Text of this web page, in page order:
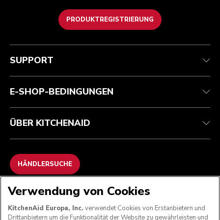
PRODUKTREGISTRIERUNG
Kundenservice
Garantie und Dokumente
Kontaktieren Sie uns.
Teilnahmebedingungen
Rückgaben und Erstattungen
Impressum
ODR
Die Marke
Händlersuche
SUPPORT
E-SHOP-BEDINGUNGEN
ÜBER KITCHENAID
HÄNDLERSUCHE
WIR AKZEPTIEREN
Verwendung von Cookies
KitchenAid Europa, Inc. verwendet Cookies von Erstanbietern und
Drittanbietern um die Funktionalität der Website zu gewährleisten und